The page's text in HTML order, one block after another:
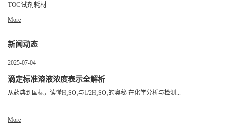
TOC试剂耗材
More
新闻动态
2025-07-04
滴定标准溶液浓度表示全解析
从药典到国标，读懂H₂SO₄与1/2H₂SO₄的奥秘 在化学分析与检测...
More